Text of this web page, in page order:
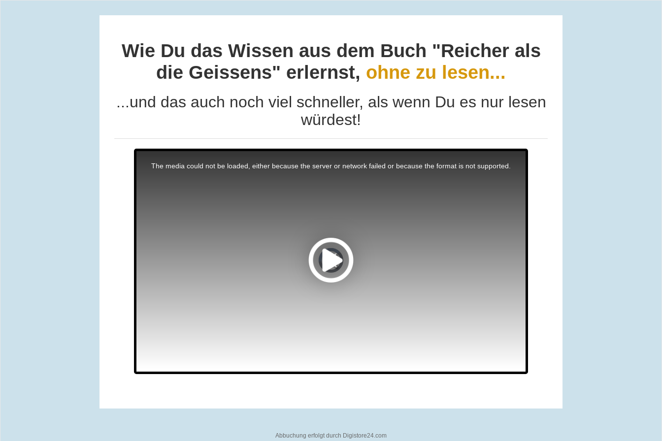
Wie Du das Wissen aus dem Buch "Reicher als
die Geissens" erlernst, ohne zu lesen...
...und das auch noch viel schneller, als wenn Du es nur lesen
würdest!
Abbuchung erfolgt durch Digistore24.com